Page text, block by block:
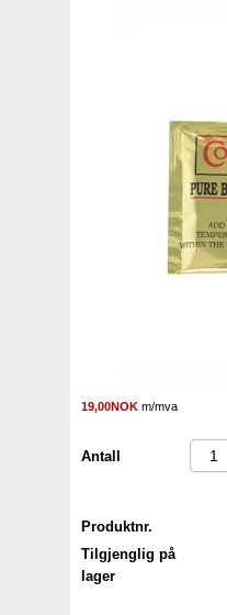
19,00NOK m/mva
Antall
Produktnr.
Tilgjenglig på
lager